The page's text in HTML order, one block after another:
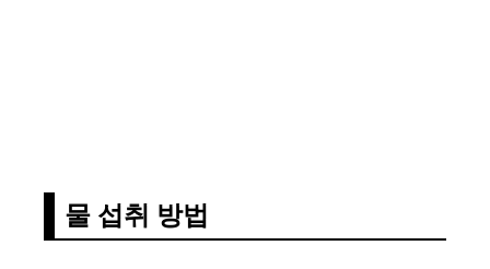
물 섭취 방법